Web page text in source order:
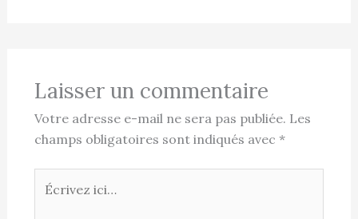
Laisser un commentaire
Votre adresse e-mail ne sera pas publiée. Les
champs obligatoires sont indiqués avec *
ici…